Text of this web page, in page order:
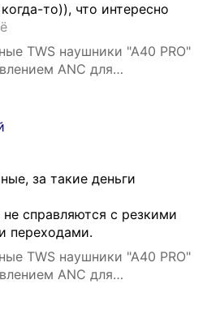
то)), что интересно
TWS наушники "A40 PRO"
ANC для
за такие деньги
справляются с резкими
переходами.
TWS наушники "A40 PRO"
ANC для